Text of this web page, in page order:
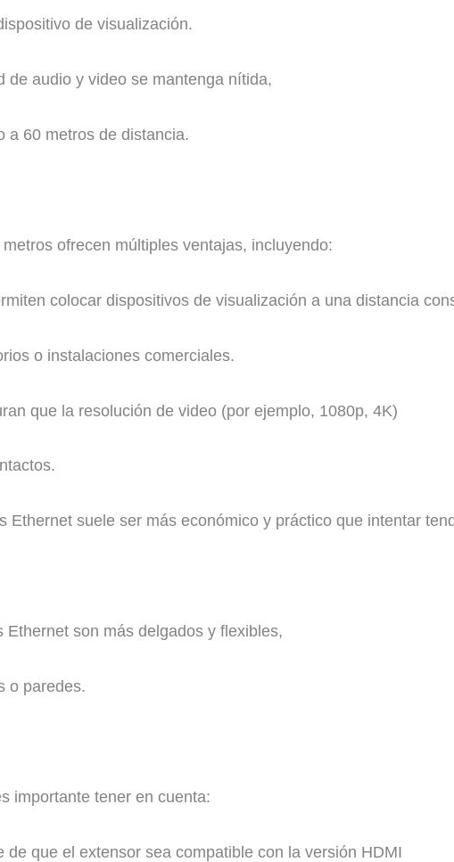
de visualización.
de audio y video se mantenga nítida,
a 60 metros de distancia.
ofrecen múltiples ventajas, incluyendo:
colocar dispositivos de visualización a una distancia
o instalaciones comerciales.
que la resolución de video (por ejemplo, 1080p, 4K)
Ethernet suele ser más económico y práctico que intentar
son más delgados y flexibles,
o paredes.
importante tener en cuenta:
de que el extensor sea compatible con la versión HDMI